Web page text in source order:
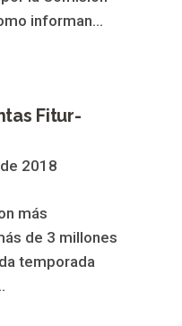
informan...
Fitur-
2018
más
de 3 millones
temporada